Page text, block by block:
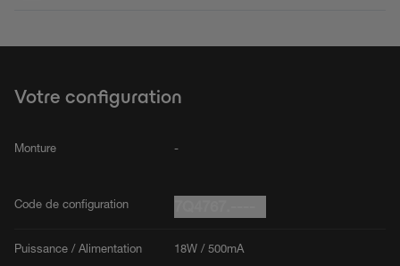
Votre configuration
Monture -
Code de configuration
Puissance / Alimentation 18W / 500mA